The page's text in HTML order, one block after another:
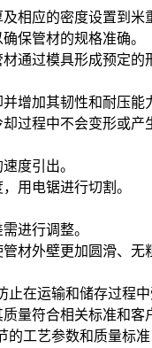
相应的密度设置到米
保管材的规格准确。
通过模具形成预定的
增加其韧性和耐压能
过程中不会变形或产
度引出。
用电锯进行切割。
进行调整。
材外壁更加圆滑、无
止在运输和储存过程中
量符合相关标准和客
的工艺参数和质量标